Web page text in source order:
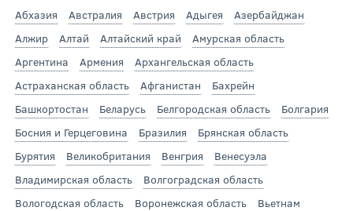
Абхазия Австралия Австрия Адыгея
Азербайджан
Алжир
Алтай Алтайский край
Амурская область
Аргентина
Армения
Архангельская область
Астраханская область
Афганистан
Бахрейн
Башкортостан
Беларусь Белгородская область
Болгария
Босния и Герцеговина
Бразилия
Брянская область
Бурятия
Великобритания Венгрия
Венесуэла
Владимирская область
Волгоградская область
Вологодская область
Воронежская область
Вьетнам